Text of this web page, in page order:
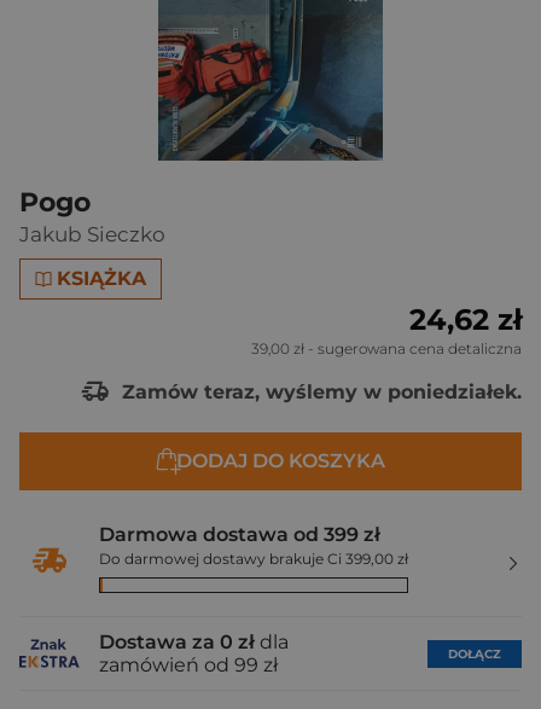
Pogo
Jakub Sieczko
KSIĄŻKA
24,62 zł
39,00 zł - sugerowana cena detaliczna
Zamów teraz, wyślemy w poniedziałek.
DODAJ DO KOSZYKA
Darmowa dostawa od 399 zł
Do darmowej dostawy brakuje Ci 399,00 zł
Dostawa za 0 zł dla
zamówień od 99 zł
DOŁĄCZ